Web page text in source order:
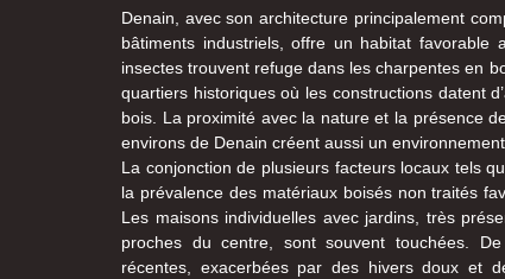
Denain, avec son architecture principalement
bâtiments industriels, offre un habitat favorable
insectes trouvent refuge dans les charpentes en
quartiers historiques où les constructions datent
bois. La proximité avec la nature et la présence
environs de Denain créent aussi un
La conjonction de plusieurs facteurs locaux tels
la prévalence des matériaux boisés non traités
Les maisons individuelles avec jardins, très
proches du centre, sont souvent touchées.
récentes, exacerbées par des hivers doux et